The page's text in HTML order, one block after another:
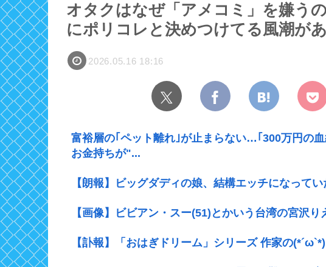
オタクはなぜ「アメコミ」を嫌う
にポリコレと決めつけてる風潮が
2026.05.16 18:16
富裕層の｢ペット離れ｣が止まらない…｢300万円の
お金持ちが"...
【朗報】ビッグダディの娘、結構エッチになってい
【画像】ビビアン・スー(51)とかいう台湾の宮沢
【訃報】「おはぎドリーム」シリーズ 作家の